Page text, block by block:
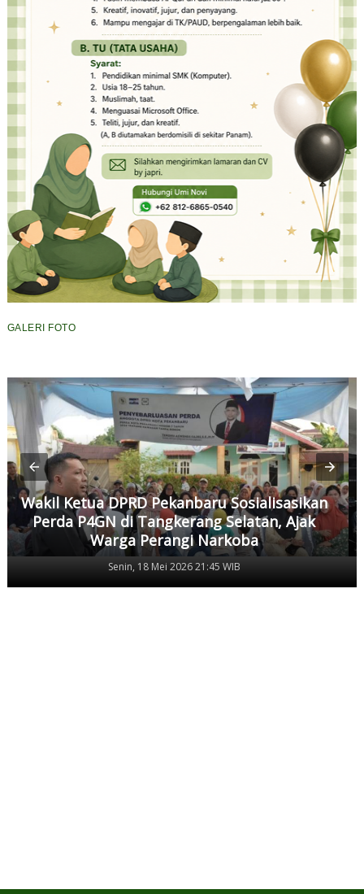
GALERI FOTO
Wakil Ketua DPRD Pekanbaru Sosialisasikan
Perda P4GN di Tangkerang Selatan, Ajak
Warga Perangi Narkoba
Senin, 18 Mei 2026 21:45 WIB